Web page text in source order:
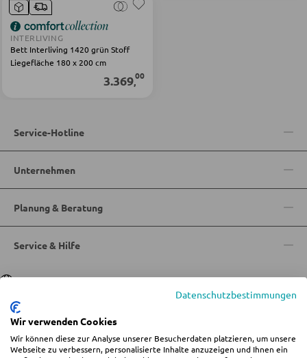
Couchtische
Beistelltische
Polstersessel
Relaxsessel
Ohrensessel
HOCKER
Sitzhocker
Poufs
Sitzsäcke
INTERLIVING
Bett Interliving 1420 grün Stoff
Liegefläche 180 x 200 cm
3.369,00
Service-Hotline
Unternehmen
Planung & Beratung
Service & Hilfe
SpracheDeutsch|Italiano
© 2026 Wohn-Zentrum Jungmann
Datenschutzbestimmungen
Wir verwenden Cookies
Wir können diese zur Analyse unserer Besucherdaten platzieren, um unsere
Webseite zu verbessern, personalisierte Inhalte anzuzeigen und Ihnen ein